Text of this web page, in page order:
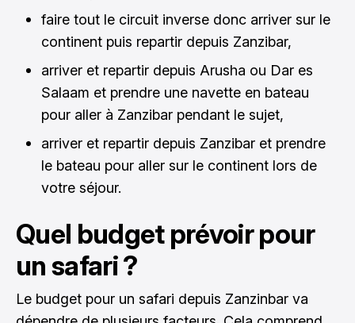
faire tout le circuit inverse donc arriver sur le
continent puis repartir depuis Zanzibar,
arriver et repartir depuis Arusha ou Dar es
Salaam et prendre une navette en bateau
pour aller à Zanzibar pendant le sujet,
arriver et repartir depuis Zanzibar et prendre
le bateau pour aller sur le continent lors de
votre séjour.
Quel budget prévoir pour
un safari ?
Le budget pour un safari depuis Zanzinbar va